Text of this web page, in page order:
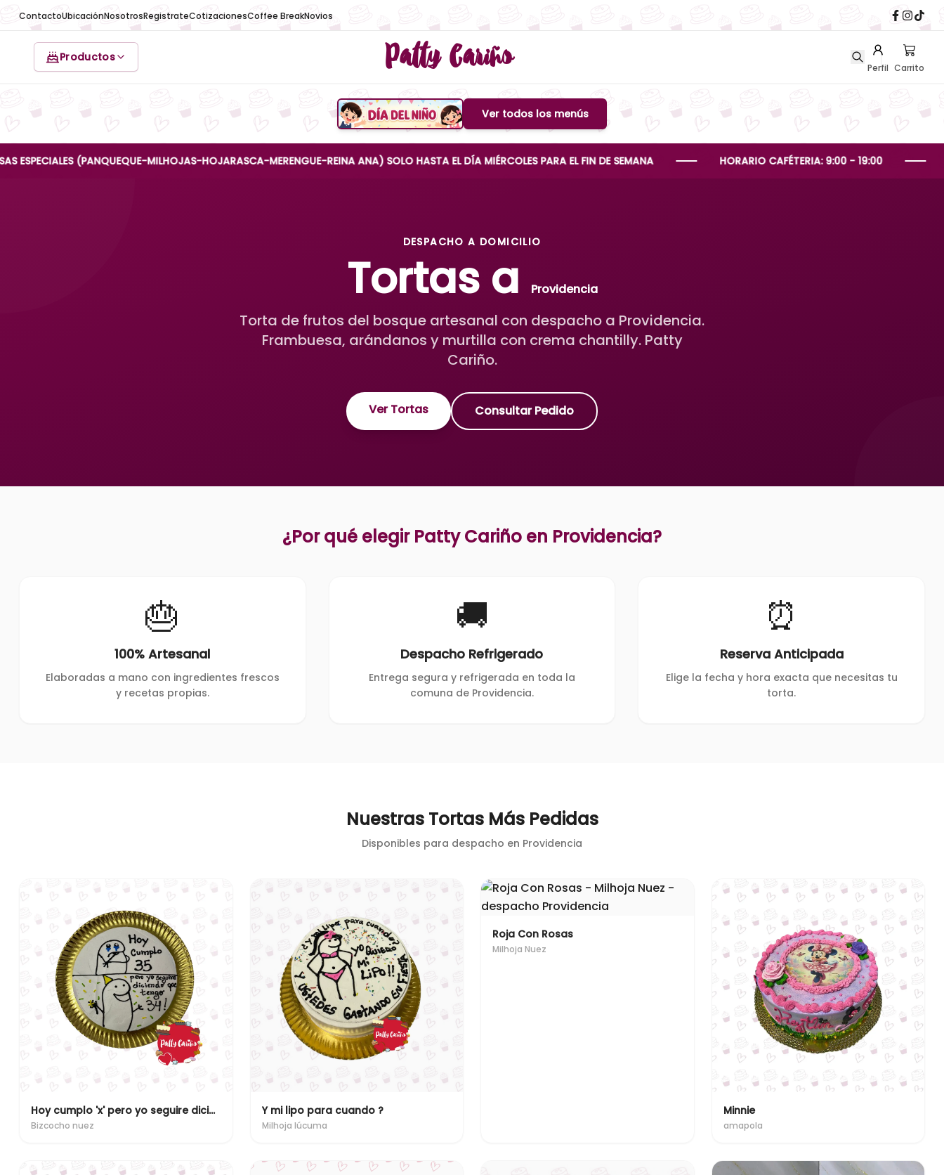
ContactoUbicaciónNosotrosRegistrateCotizacionesCoffee BreakNovios
Productos Patty Cariño Perfil Carrito
Boton de menuVer todos los menús
(PANQUEQUE-MILHOJAS-HOJARASCA-MERENGUE-REINA ANA) SOLO HASTA EL DÍA MIÉRCOLES PARA EL FIN DE SEMANA HORARIO CAFÉTERIA: 9:00 - 19:00
DESPACHO A DOMICILIO
Tortas a Providencia
Torta de frutos del bosque artesanal con despacho a Providencia.
Frambuesa, arándanos y murtilla con crema chantilly. Patty
Cariño.
Ver Tortas Consultar Pedido
¿Por qué elegir Patty Cariño en Providencia?
🎂
100% Artesanal
Elaboradas a mano con ingredientes frescos
y recetas propias.
🚚
Despacho Refrigerado
Entrega segura y refrigerada en toda la
comuna de Providencia.
⏰
Reserva Anticipada
Elige la fecha y hora exacta que necesitas tu
torta.
Nuestras Tortas Más Pedidas
Disponibles para despacho en Providencia
Hoy cumplo 'x' pero yo seguire diciendo que tengo 'x'
Bizcocho nuez
Y mi lipo para cuando ?
Milhoja lúcuma
Roja Con Rosas
Milhoja Nuez
Minnie
amapola